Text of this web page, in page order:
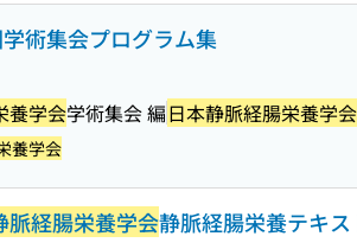
術集会プログラム集
養学会学術集会 編日本静脈経腸栄養学会
養学会
脈経腸栄養学会静脈経腸栄養テキス